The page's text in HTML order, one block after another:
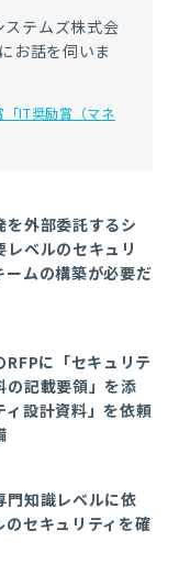
ステムズ株式会
お話を伺いま
IT奨励賞（マネ
を外部委託するシ
レベルのセキュリ
ームの構築が必要だ
に「セキュリテ
の記載要領」を添
ィ設計資料」を依頼
門知識レベルに依
セキュリティを確